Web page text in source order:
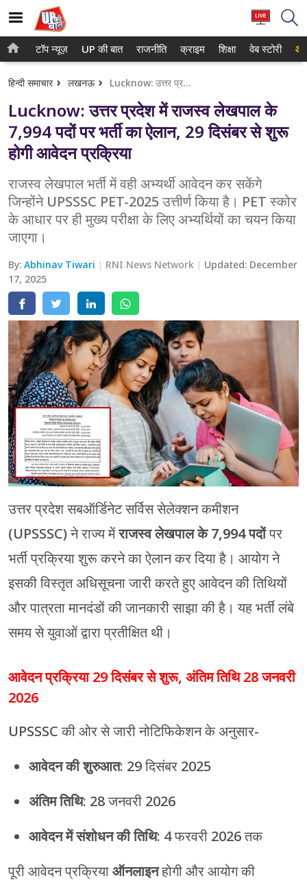
होम
टॉप न्यूज़
UP की बात
राजनीति
क्राइम
शिक्षा
वेब स्टोरी
टॉप न्यूज़ UP की बात राजनीति क्राइम शिक्षा वेब स्टोरी
हिन्दी समाचार लखनऊ Lucknow: उत्तर प्रदेश में राजस्व लेखपाल के 7,994 पदों पर भर्ती का ऐलान, 29 दिसंबर से शुरू होगी आवेदन प्रक्रिया
Lucknow: उत्तर प्रदेश में राजस्व लेखपाल के
7,994 पदों पर भर्ती का ऐलान, 29 दिसंबर से शुरू
होगी आवेदन प्रक्रिया
राजस्व लेखपाल भर्ती में वही अभ्यर्थी आवेदन कर सकेंगे
जिन्होंने UPSSSC PET-2025 उत्तीर्ण किया है। PET स्कोर
के आधार पर ही मुख्य परीक्षा के लिए अभ्यर्थियों का चयन किया
जाएगा।
By:Abhinav Tiwari RNI News Network Updated: December
17, 2025
उत्तर प्रदेश सबऑर्डिनेट सर्विस सेलेक्शन कमीशन
(UPSSSC) ने राज्य मेंराजस्व लेखपाल के 7,994 पदोंपर
भर्ती प्रक्रिया शुरू करने का ऐलान कर दिया है। आयोग ने
इसकी विस्तृत अधिसूचना जारी करते हुए आवेदन की तिथियों
और पात्रता मानदंडों की जानकारी साझा की है। यह भर्ती लंबे
समय से युवाओं द्वारा प्रतीक्षित थी।
आवेदन प्रक्रिया 29 दिसंबर से शुरू, अंतिम तिथि 28 जनवरी
2026
UPSSSC की ओर से जारी नोटिफिकेशन के अनुसार-
आवेदन की शुरुआत: 29 दिसंबर 2025
अंतिम तिथि: 28 जनवरी 2026
आवेदन में संशोधन की तिथि: 4 फरवरी 2026 तक
पूरी आवेदन प्रक्रियाऑनलाइनहोगी और आयोग की
गाजियाबाद
लखनऊ
कानपुर
वाराणसी
आगरा
अयोध्या
अलीगढ़
मथुरा
मेरठ
मुरादाबाद
गोरखपुर
प्रयागराज
रामपुर